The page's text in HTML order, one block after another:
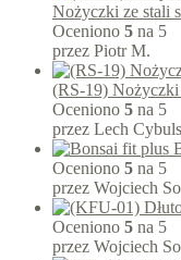
Nożyczki ze stali
Oceniono 5 na 5
przez Piotr M.
(RS-19) Nożyczki
Oceniono 5 na 5
przez Lech
Oceniono 5 na 5
przez Wojciech
Oceniono 5 na 5
przez Wojciech